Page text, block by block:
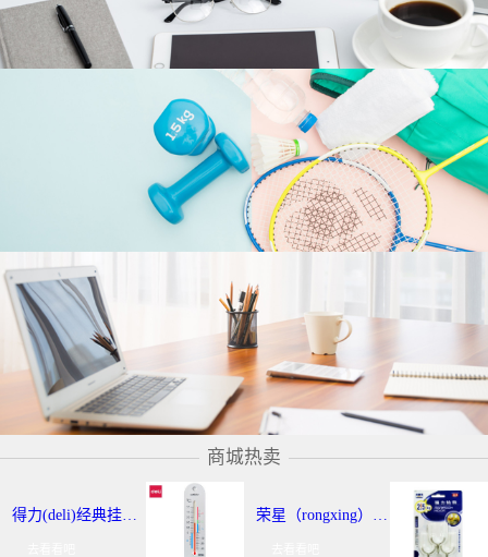
商城热卖
得力(deli)经典挂壁式温度计 个性化提示温湿度计 办公用品 9013 荣星（rongxing）RX-220 超强力粘钩/挂钩（2KG） 3个/卡